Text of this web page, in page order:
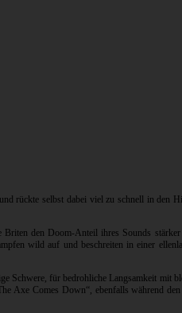
rückte selbst dabei viel zu schnell in den
den Doom-Anteil ihres Sounds stärker
wild auf und beschreiten in einer
Schwere, für bedrohliche Langsamkeit mit
Axe Comes Down“, ebenfalls während